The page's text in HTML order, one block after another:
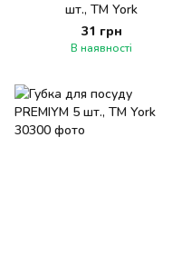
шт., TM York
31 грн
В наявності